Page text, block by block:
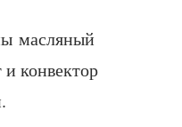
масляный
и конвектор